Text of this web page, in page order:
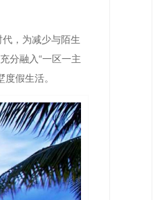
，为减少与陌生
分融入“一区一主
假生活。